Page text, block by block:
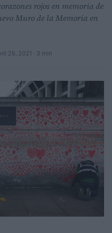
rojos en memoria de
Muro de la Memoria en
29, 2021 · 3 min